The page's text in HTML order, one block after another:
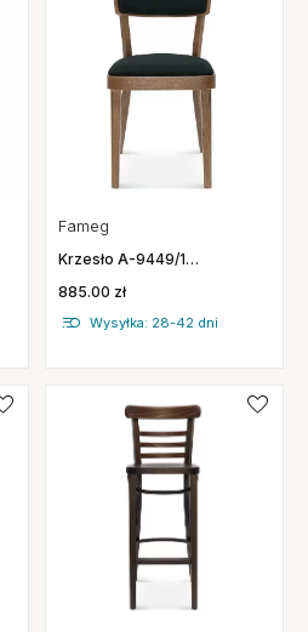
Fameg
Krzesło A-9449/1
885.00 zł
Wysyłka: 28-42 dni